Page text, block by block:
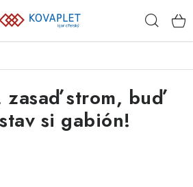
zasaď strom, buď
si gabión!